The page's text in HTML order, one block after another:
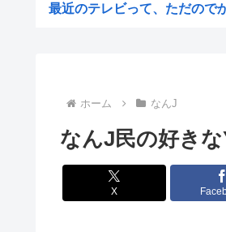
最近のテレビって、ただので
【画像】元ジャンポケ・斉
スペースX、株価大暴落
柳葉敏郎の代表作、「踊る大
ホーム なんJ
なんJ民の好き
X